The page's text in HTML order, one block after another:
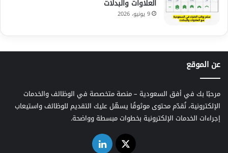
العلاوات والبدلات
9 يونيو، 2026
عن الموقع
مرحبًا بك في أفق السعودية – منصة متخصصة في الوظائف والخدمات
الإلكترونية، نُقدّم محتوى موثوقًا يسهّل عليك التقديم للوظائف واستيعاب
إجراءات الخدمات الإلكترونية بخطوات مبسطة وواضحة.
‫X لينكدإن